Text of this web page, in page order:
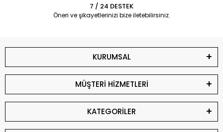
7 / 24 DESTEK
Öneri ve şikayetlerinizi bize iletebilirsiniz.
KURUMSAL
MÜŞTERİ HİZMETLERİ
KATEGORİLER